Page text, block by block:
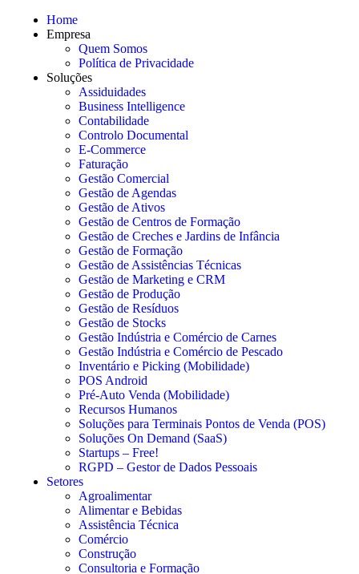
Home
Empresa
Quem Somos
Política de Privacidade
Soluções
Assiduidades
Business Intelligence
Contabilidade
Controlo Documental
E-Commerce
Faturação
Gestão Comercial
Gestão de Agendas
Gestão de Ativos
Gestão de Centros de Formação
Gestão de Creches e Jardins de Infância
Gestão de Formação
Gestão de Assistências Técnicas
Gestão de Marketing e CRM
Gestão de Produção
Gestão de Resíduos
Gestão de Stocks
Gestão Indústria e Comércio de Carnes
Gestão Indústria e Comércio de Pescado
Inventário e Picking (Mobilidade)
POS Android
Pré-Auto Venda (Mobilidade)
Recursos Humanos
Soluções para Terminais Pontos de Venda (POS)
Soluções On Demand (SaaS)
Startups – Free!
RGPD – Gestor de Dados Pessoais
Setores
Agroalimentar
Alimentar e Bebidas
Assistência Técnica
Comércio
Construção
Consultoria e Formação